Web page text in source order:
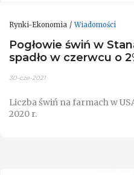
Rynki-Ekonomia Wiadomości
Pogłowie świń w
spadło w czerwcu o
30-cze-2021
Liczba świń na farmach w
2020 r.